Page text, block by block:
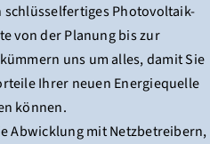
schlüsselfertiges Photovoltaik-
von der Planung bis zur
uns um alles, damit Sie
Ihrer neuen Energiequelle
können.
Abwicklung mit Netzbetreibern,